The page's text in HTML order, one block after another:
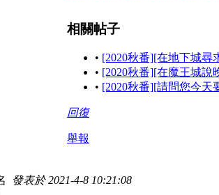
相關帖子
• [2020秋番][在地下城尋
• [2020秋番][在魔王城說
• [2020秋番][請問您今
回復
舉報
發表於 2021-4-8 10:21:08